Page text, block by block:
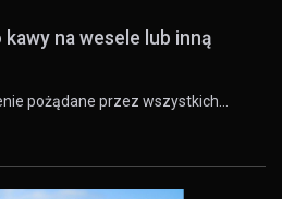
na wesele lub inną
pożądane przez wszystkich…